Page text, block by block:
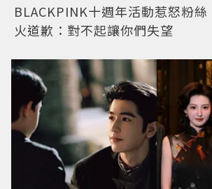
BLACKPINK十週年活動惹怒粉
火道歉：對不起讓你們失望